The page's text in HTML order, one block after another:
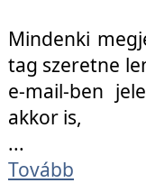
Mindenki
tag szeretne
e-mail-ben
akkor is,
...
Tovább